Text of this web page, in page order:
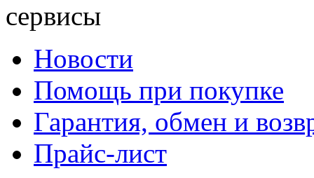
сервисы
Новости
Помощь при покупке
Гарантия, обмен и
Прайс-лист